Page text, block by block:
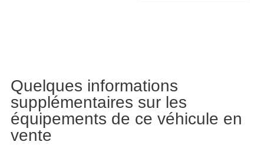
Quelques informations
supplémentaires sur les
équipements de ce véhicule en
vente